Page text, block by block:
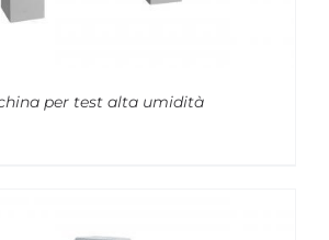
per test alta umidità